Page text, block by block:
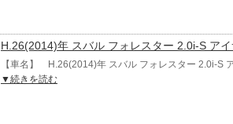
H.26(2014)年 スバル フォレスター 2.0i-S ア
【車名】 H.26(2014)年 スバル フォレスター 2.0i-S
▼続きを読む